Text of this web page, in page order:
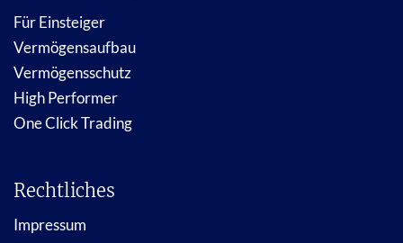
Für Einsteiger
Vermögensaufbau
Vermögensschutz
High Performer
One Click Trading
Rechtliches
Impressum